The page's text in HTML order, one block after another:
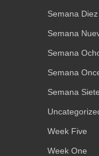
Semana Diez
Semana
Semana
Semana
Semana Siete
Week Five
Week One